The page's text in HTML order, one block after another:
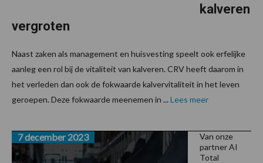
kalveren
vergroten
Naast zaken als management en huisvesting speelt ook erfelijke
aanleg een rol bij de vitaliteit van kalveren. CRV heeft daarom in
het verleden dan ook de fokwaarde kalvervitaliteit in het leven
geroepen. Deze fokwaarde meenemen in ... Lees meer
Van onze
partner AI
Total
7 december 2023